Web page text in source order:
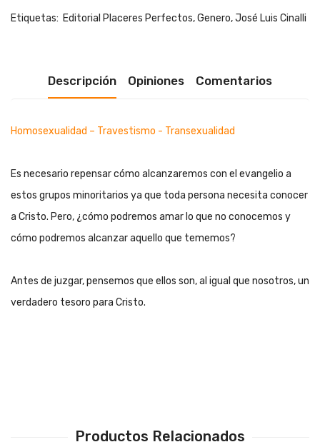
Etiquetas: Editorial Placeres Perfectos,Genero,José Luis Cinalli
Descripción Opiniones Comentarios
Homosexualidad – Travestismo - Transexualidad
Es necesario repensar cómo alcanzaremos con el evangelio a
estos grupos minoritarios ya que toda persona necesita conocer
a Cristo. Pero, ¿cómo podremos amar lo que no conocemos y
cómo podremos alcanzar aquello que tememos?
Antes de juzgar, pensemos que ellos son, al igual que nosotros, un
verdadero tesoro para Cristo.
Productos Relacionados